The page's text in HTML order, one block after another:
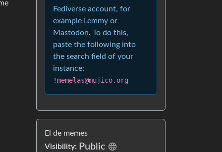
Fediverse account, for
example Lemmy or
Mastodon. To do this,
paste the following into
the search field of your
instance:
!memelas@mujico.org
El de memes
Visibility: Public